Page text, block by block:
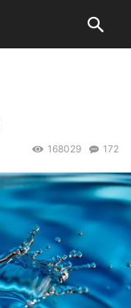
172
168029